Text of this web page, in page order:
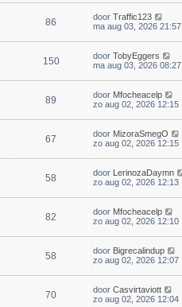
86 door Traffic123
ma aug 03, 2026 21:57
150 door TobyEggers
ma aug 03, 2026 08:27
89 door Mfocheacelp
zo aug 02, 2026 12:15
67 door MizoraSmegO
zo aug 02, 2026 12:15
58 door LerinozaDaymn
zo aug 02, 2026 12:13
82 door Mfocheacelp
zo aug 02, 2026 12:10
58 door Bigrecalindup
zo aug 02, 2026 12:07
70 door Casvirtaviott
zo aug 02, 2026 12:04